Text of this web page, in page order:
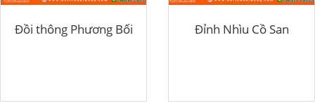
Đồi thông Phương Bối Đỉnh Nhìu Cồ San